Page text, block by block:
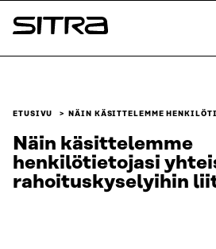
Siirry
suoraan
Sitra
ETUSIVU NÄIN KÄSITTELEMME
Näin käsittelemme
henkilötietojasi
rahoituskyselyihin